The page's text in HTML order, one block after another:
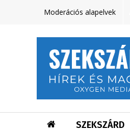
Moderációs alapelvek
SZEKSZÁRD